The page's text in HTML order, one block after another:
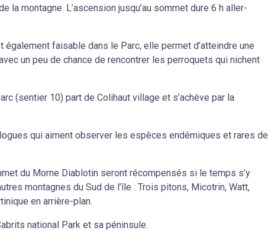
la montagne. L’ascension jusqu’au sommet dure 6 h aller-
faisable dans le Parc, elle permet d’atteindre une
un peu de chance de rencontrer les perroquets qui nichent
(sentier 10) part de Colihaut village et s’achève par la
qui aiment observer les espèces endémiques et rares de
du Morne Diablotin seront récompensés si le temps s’y
montagnes du Sud de l’île : Trois pitons, Micotrin, Watt,
en arrière-plan.
national Park et sa péninsule.